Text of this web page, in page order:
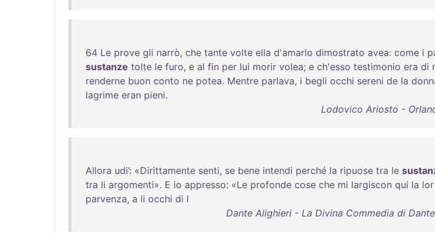
64 Le prove gli narrò, che tante volte ella d'amarlo dimostrato avea: come i
sustanze tolte le furo, e al fin per lui morir volea; e ch'esso testimonio era di
renderne buon conto ne potea. Mentre parlava, i begli occhi sereni de la
lagrime eran pieni.
Lodovico Ariosto -
Allora udi’: «Dirittamente senti, se bene intendi perché la ripuose tra le
tra li argomenti». E io appresso: «Le profonde cose che mi largiscon qui la lor
parvenza, a li occhi di l
Dante Alighieri - La Divina Commedia di